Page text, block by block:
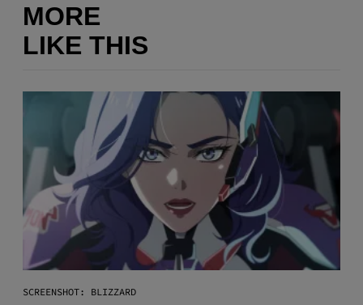
MORE
LIKE THIS
SCREENSHOT: BLIZZARD